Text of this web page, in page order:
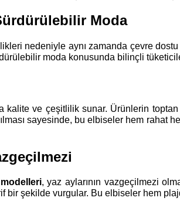
Moda
nedeniyle aynı zamanda çevre
moda konusunda bilinçli
kalite ve çeşitlilik sunar. Ürünlerin
sayesinde, bu elbiseler hem rahat
, yaz aylarının vazgeçilmezi
bir şekilde vurgular. Bu elbiseler hem